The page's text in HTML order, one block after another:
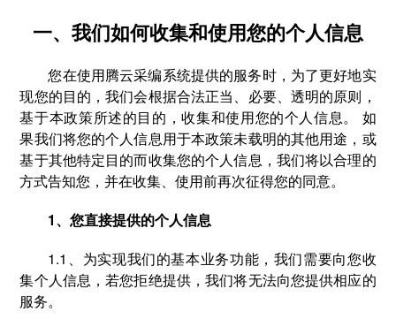
一、我们如何收集和使用您的个人信息
您在使用腾云采编系统提供的服务时，为了更好地实
现您的目的，我们会根据合法正当、必要、透明的原则，
基于本政策所述的目的，收集和使用您的个人信息。 如
果我们将您的个人信息用于本政策未载明的其他用途，或
基于其他特定目的而收集您的个人信息，我们将以合理的
方式告知您，并在收集、使用前再次征得您的同意。
1、您直接提供的个人信息
1.1、为实现我们的基本业务功能，我们需要向您收
集个人信息，若您拒绝提供，我们将无法向您提供相应的
服务。